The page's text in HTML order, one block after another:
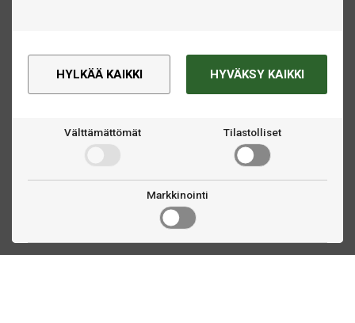
HYLKÄÄ KAIKKI HYVÄKSY KAIKKI
Välttämättömät Tilastolliset
Markkinointi